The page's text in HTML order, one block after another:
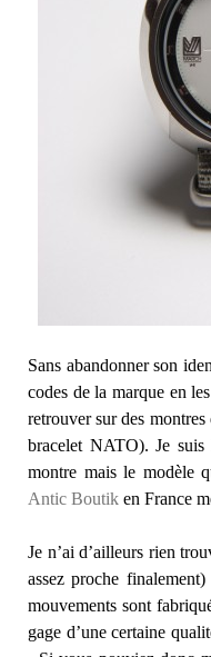
Sans abandonner son
codes de la marque en
retrouver sur des
bracelet NATO). Je suis
montre mais le modèle
Antic Boutik en France
Je n’ai d’ailleurs rien
assez proche
mouvements sont
gage d’une certaine